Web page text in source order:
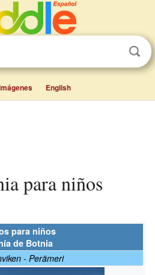
English
para niños
para niños
de Botnia
- Perämeri